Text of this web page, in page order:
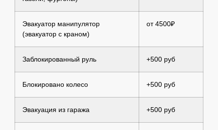
Эвакуатор манипулятор
(эвакуатор с краном)
от 4500₽
Заблокированный руль +500 руб
Блокировано колесо +500 руб
Эвакуация из гаража +500 руб